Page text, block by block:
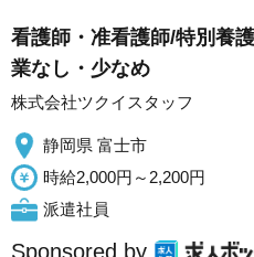
看護師・准看護師/特別養
業なし・少なめ
株式会社ツクイスタッフ
静岡県 富士市
時給2,000円～2,200円
派遣社員
Sponsored by